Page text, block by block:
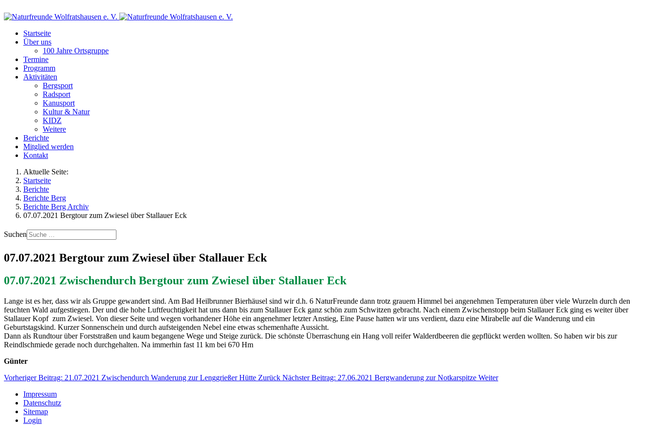
Startseite
Über uns
100 Jahre Ortsgruppe
Termine
Programm
Aktivitäten
Bergsport
Radsport
Kanusport
Kultur & Natur
KIDZ
Weitere
Berichte
Mitglied werden
Kontakt
Aktuelle Seite:
Startseite
Berichte
Berichte Berg
Berichte Berg Archiv
07.07.2021 Bergtour zum Zwiesel über Stallauer Eck
Suchen
07.07.2021 Bergtour zum Zwiesel über Stallauer Eck
07.07.2021 Zwischendurch Bergtour zum Zwiesel über Stallauer Eck
Lange ist es her, dass wir als Gruppe gewandert sind. Am Bad Heilbrunner Bierhäusel sind wir d.h. 6 NaturFreunde dann trotz grauem Himmel bei angenehmen Temperaturen über viele Wurzeln durch den
feuchten Wald aufgestiegen. Der und die hohe Luftfeuchtigkeit hat uns dann bis zum Stallauer Eck ganz schön zum Schwitzen gebracht. Nach einem Zwischenstopp beim Stallauer Eck ging es weiter über
Stallauer Kopf zum Zwiesel. Von dieser Seite und wegen vorhandener Höhe ein angenehmer letzter Anstieg, Eine Pause hatten wir uns verdient, dazu eine Mirabelle auf die Wanderung und ein
Geburtstagskind. Kurzer Sonnenschein und durch aufsteigenden Nebel eine etwas schemenhafte Aussicht.
Dann als Rundtour über Forststraßen und kaum begangene Wege und Steige zurück. Die schönste Überraschung ein Hang voll reifer Walderdbeeren die gepflückt werden wollten. So haben wir bis zur
Reindlschmiede gerade noch durchgehalten. Na immerhin fast 11 km bei 670 Hm
Günter
Vorheriger Beitrag: 21.07.2021 Zwischendurch Wanderung zur Lenggrießer Hütte Zurück Nächster Beitrag: 27.06.2021 Bergwanderung zur Notkarspitze Weiter
Impressum
Datenschutz
Sitemap
Login